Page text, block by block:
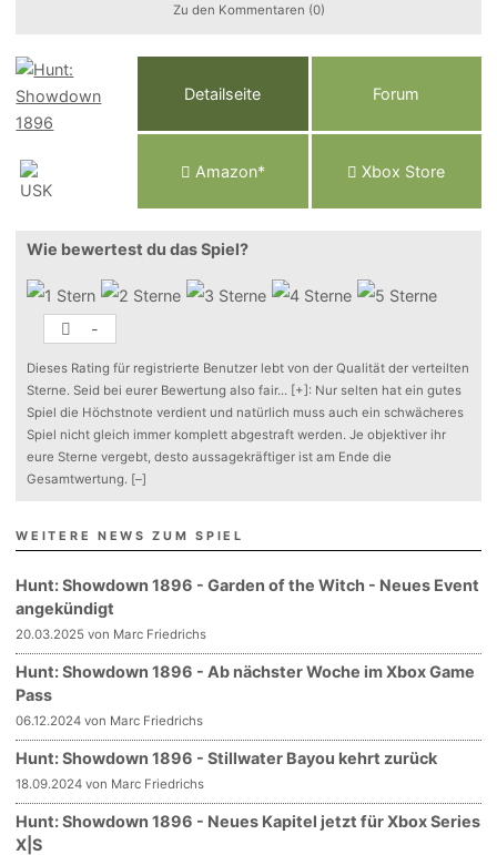
Zu den Kommentaren (0)
Detailseite Forum
Amazon* Xbox Store
Wie bewertest du das Spiel?
-
Dieses Rating für registrierte Benutzer lebt von der Qualität der verteilten
Sterne. Seid bei eurer Bewertung also fair... [+] : Nur selten hat ein gutes
Spiel die Höchstnote verdient und natürlich muss auch ein schwächeres
Spiel nicht gleich immer komplett abgestraft werden. Je objektiver ihr
eure Sterne vergebt, desto aussagekräftiger ist am Ende die
Gesamtwertung. [–]
WEITERE NEWS ZUM SPIEL
Hunt: Showdown 1896 - Garden of the Witch - Neues Event
angekündigt
20.03.2025 von Marc Friedrichs
Hunt: Showdown 1896 - Ab nächster Woche im Xbox Game
Pass
06.12.2024 von Marc Friedrichs
Hunt: Showdown 1896 - Stillwater Bayou kehrt zurück
18.09.2024 von Marc Friedrichs
Hunt: Showdown 1896 - Neues Kapitel jetzt für Xbox Series
X|S